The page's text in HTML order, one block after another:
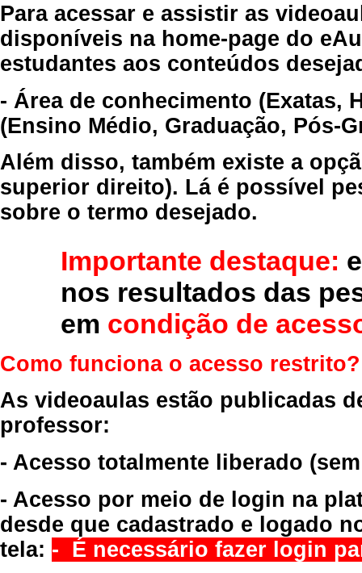
Para acessar e assistir as
disponíveis na home-page do
estudantes aos conteúdos
- Área de conhecimento (Exatas,
(Ensino Médio, Graduação, Pós-
Além disso, também existe a
superior direito). Lá é possível
sobre o termo desejado.
Importante destaque:
nos resultados das
em condição de
Como funciona o acesso restrito?
As videoaulas estão publicadas
professor:
- Acesso totalmente liberado
- Acesso por meio de login na
desde que cadastrado e logado
tela: - É necessário fazer login